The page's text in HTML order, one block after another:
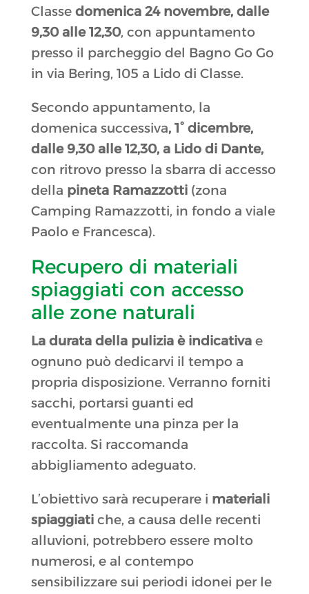
Classe domenica 24 novembre, dalle
9,30 alle 12,30, con appuntamento
presso il parcheggio del Bagno Go Go
in via Bering, 105 a Lido di Classe.
Secondo appuntamento, la
domenica successiva, 1° dicembre,
dalle 9,30 alle 12,30, a Lido di Dante,
con ritrovo presso la sbarra di accesso
della pineta Ramazzotti(zona
Camping Ramazzotti, in fondo a viale
Paolo e Francesca).
Recupero di materiali
spiaggiati con accesso
alle zone naturali
La durata della pulizia è indicativae
ognuno può dedicarvi il tempo a
propria disposizione. Verranno forniti
sacchi, portarsi guanti ed
eventualmente una pinza per la
raccolta. Si raccomanda
abbigliamento adeguato.
L’obiettivo sarà recuperare i materiali
spiaggiatiche, a causa delle recenti
alluvioni, potrebbero essere molto
numerosi, e al contempo
sensibilizzare sui periodi idonei per le